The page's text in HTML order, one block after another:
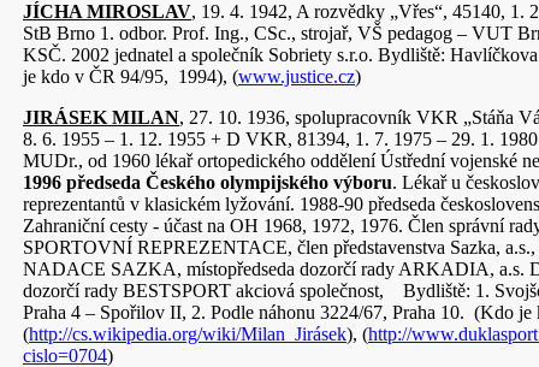
JÍCHA MIROSLAV, 19. 4. 1942, A rozvědky „Vřes“, 45140, 1.
StB Brno 1. odbor. Prof. Ing., CSc., strojař, VŠ pedagog – VUT
KSČ. 2002 jednatel a společník Sobriety s.r.o. Bydliště:
je kdo v ČR 94/95, 1994), (www.justice.cz)
JIRÁSEK MILAN, 27. 10. 1936, spolupracovník VKR „Stáňa
8. 6. 1955 – 1. 12. 1955 + D VKR, 81394, 1. 7. 1975 – 29. 1.
MUDr., od 1960 lékař ortopedického oddělení Ústřední vojenské
1996 předseda Českého olympijského výboru. Lékař u
reprezentantů v klasickém lyžování. 1988-90 předseda
Zahraniční cesty - účast na OH 1968, 1972, 1976. Člen správní
SPORTOVNÍ REPREZENTACE, člen představenstva Sazka, a.s.,
NADACE SAZKA, místopředseda dozorčí rady ARKADIA, a.s.
dozorčí rady BESTSPORT akciová společnost, Bydliště: 1.
Praha 4 – Spořilov II, 2. Podle náhonu 3224/67, Praha 10. (Kdo
(http://cs.wikipedia.org/wiki/Milan_Jirásek), (http://
cislo=0704)